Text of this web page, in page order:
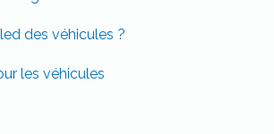
des véhicules ?
les véhicules